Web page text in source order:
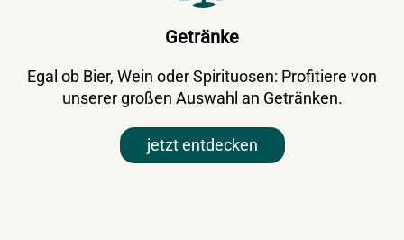
Getränke
Egal ob Bier, Wein oder Spirituosen: Profitiere von
unserer großen Auswahl an Getränken.
jetzt entdecken